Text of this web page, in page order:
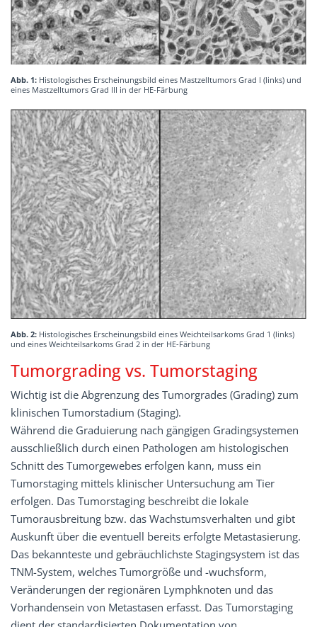
Abb. 1: Histologisches Erscheinungsbild eines Mastzelltumors Grad I (links) und
eines Mastzelltumors Grad III in der HE-Färbung
Abb. 2: Histologisches Erscheinungsbild eines Weichteilsarkoms Grad 1 (links)
und eines Weichteilsarkoms Grad 2 in der HE-Färbung
Tumorgrading vs. Tumorstaging
Wichtig ist die Abgrenzung des Tumorgrades (Grading) zum
klinischen Tumorstadium (Staging).
Während die Graduierung nach gängigen Gradingsystemen
ausschließlich durch einen Pathologen am histologischen
Schnitt des Tumorgewebes erfolgen kann, muss ein
Tumorstaging mittels klinischer Untersuchung am Tier
erfolgen. Das Tumorstaging beschreibt die lokale
Tumorausbreitung bzw. das Wachstumsverhalten und gibt
Auskunft über die eventuell bereits erfolgte Metastasierung.
Das bekannteste und gebräuchlichste Stagingsystem ist das
TNM-System, welches Tumorgröße und -wuchsform,
Veränderungen der regionären Lymphknoten und das
Vorhandensein von Metastasen erfasst. Das Tumorstaging